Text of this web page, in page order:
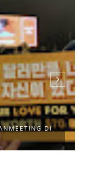
DI